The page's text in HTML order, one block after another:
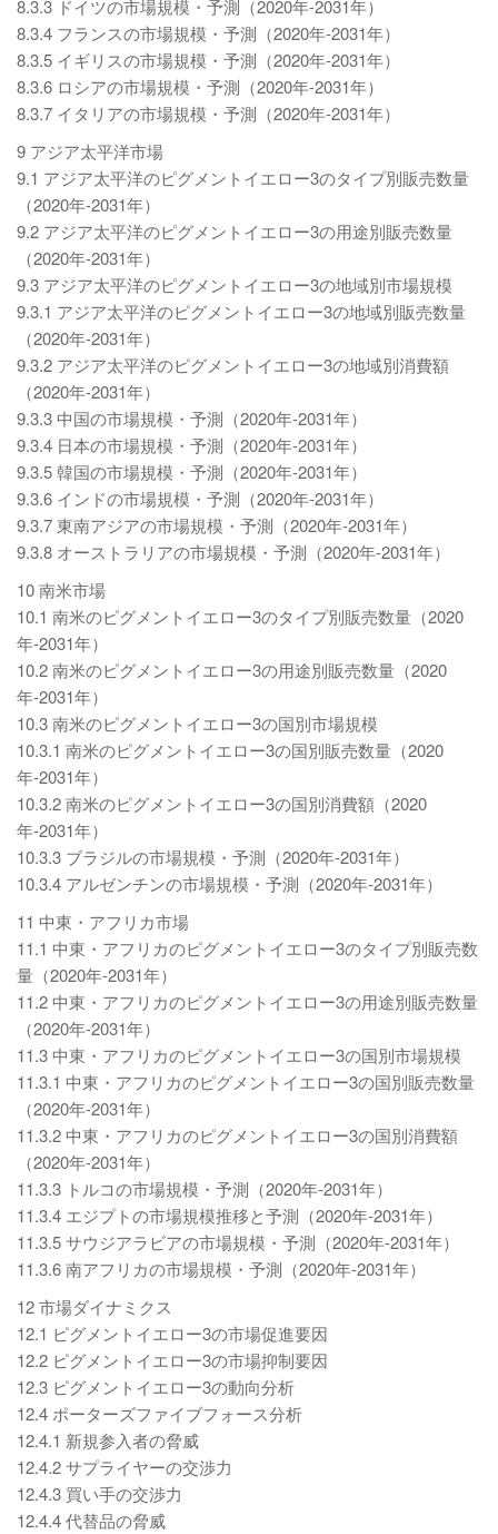
8.3.3 ドイツの市場規模・予測（2020年-2031年）
8.3.4 フランスの市場規模・予測（2020年-2031年）
8.3.5 イギリスの市場規模・予測（2020年-2031年）
8.3.6 ロシアの市場規模・予測（2020年-2031年）
8.3.7 イタリアの市場規模・予測（2020年-2031年）
9 アジア太平洋市場
9.1 アジア太平洋のピグメントイエロー3のタイプ別販売数量
（2020年-2031年）
9.2 アジア太平洋のピグメントイエロー3の用途別販売数量
（2020年-2031年）
9.3 アジア太平洋のピグメントイエロー3の地域別市場規模
9.3.1 アジア太平洋のピグメントイエロー3の地域別販売数量
（2020年-2031年）
9.3.2 アジア太平洋のピグメントイエロー3の地域別消費額
（2020年-2031年）
9.3.3 中国の市場規模・予測（2020年-2031年）
9.3.4 日本の市場規模・予測（2020年-2031年）
9.3.5 韓国の市場規模・予測（2020年-2031年）
9.3.6 インドの市場規模・予測（2020年-2031年）
9.3.7 東南アジアの市場規模・予測（2020年-2031年）
9.3.8 オーストラリアの市場規模・予測（2020年-2031年）
10 南米市場
10.1 南米のピグメントイエロー3のタイプ別販売数量（2020
年-2031年）
10.2 南米のピグメントイエロー3の用途別販売数量（2020
年-2031年）
10.3 南米のピグメントイエロー3の国別市場規模
10.3.1 南米のピグメントイエロー3の国別販売数量（2020
年-2031年）
10.3.2 南米のピグメントイエロー3の国別消費額（2020
年-2031年）
10.3.3 ブラジルの市場規模・予測（2020年-2031年）
10.3.4 アルゼンチンの市場規模・予測（2020年-2031年）
11 中東・アフリカ市場
11.1 中東・アフリカのピグメントイエロー3のタイプ別販売数
量（2020年-2031年）
11.2 中東・アフリカのピグメントイエロー3の用途別販売数量
（2020年-2031年）
11.3 中東・アフリカのピグメントイエロー3の国別市場規模
11.3.1 中東・アフリカのピグメントイエロー3の国別販売数量
（2020年-2031年）
11.3.2 中東・アフリカのピグメントイエロー3の国別消費額
（2020年-2031年）
11.3.3 トルコの市場規模・予測（2020年-2031年）
11.3.4 エジプトの市場規模推移と予測（2020年-2031年）
11.3.5 サウジアラビアの市場規模・予測（2020年-2031年）
11.3.6 南アフリカの市場規模・予測（2020年-2031年）
12 市場ダイナミクス
12.1 ピグメントイエロー3の市場促進要因
12.2 ピグメントイエロー3の市場抑制要因
12.3 ピグメントイエロー3の動向分析
12.4 ポーターズファイブフォース分析
12.4.1 新規参入者の脅威
12.4.2 サプライヤーの交渉力
12.4.3 買い手の交渉力
12.4.4 代替品の脅威